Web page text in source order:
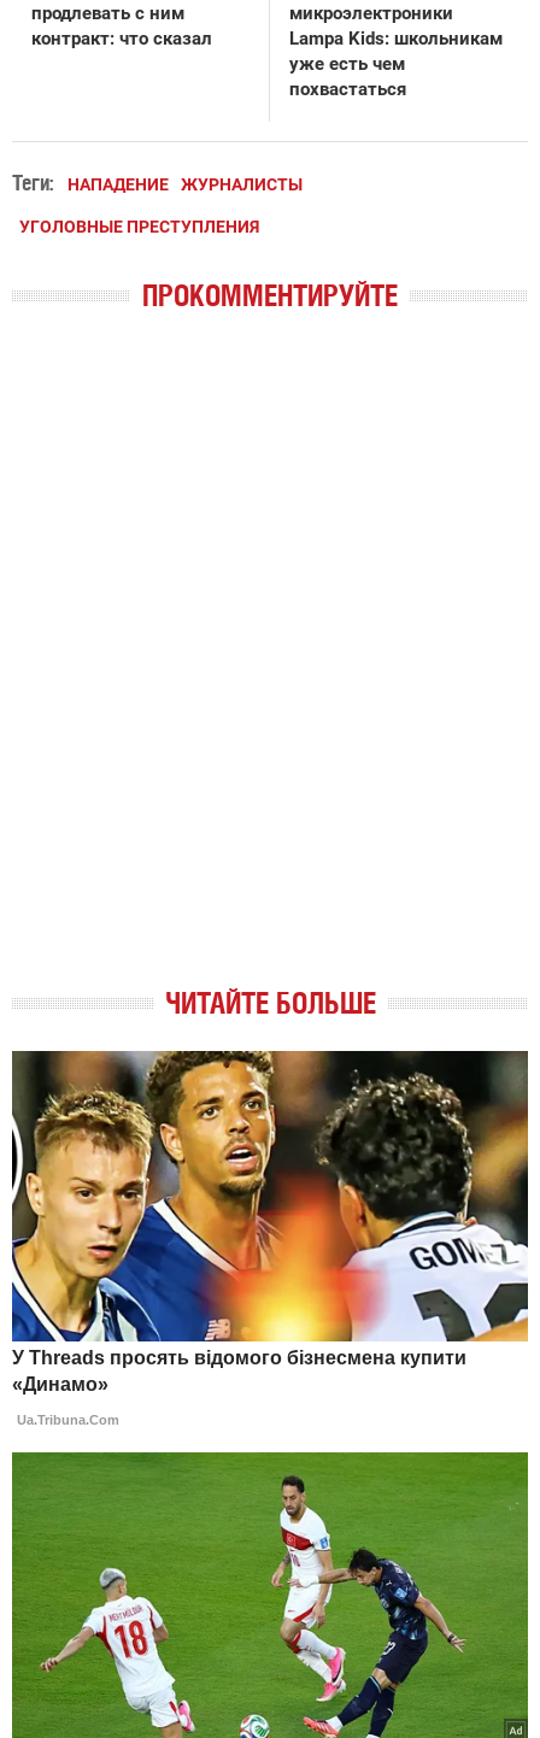
продлевать с ним
контракт: что сказал
микроэлектроники
Lampa Kids: школьникам
уже есть чем
похвастаться
Теги: НАПАДЕНИЕ ЖУРНАЛИСТЫ
УГОЛОВНЫЕ ПРЕСТУПЛЕНИЯ
ПРОКОММЕНТИРУЙТЕ
ЧИТАЙТЕ БОЛЬШЕ